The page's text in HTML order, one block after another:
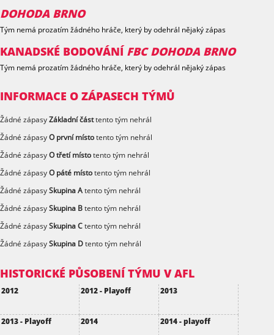
DOHODA BRNO
Tým nemá prozatím žádného hráče, který by odehrál nějaký zápas
KANADSKÉ BODOVÁNÍ FBC DOHODA BRNO
Tým nemá prozatím žádného hráče, který by odehrál nějaký zápas
INFORMACE O ZÁPASECH TÝMŮ
Žádné zápasyZákladní částtento tým nehrál
Žádné zápasyO první místotento tým nehrál
Žádné zápasyO třetí místotento tým nehrál
Žádné zápasyO páté místotento tým nehrál
Žádné zápasySkupina Atento tým nehrál
Žádné zápasySkupina Btento tým nehrál
Žádné zápasySkupina Ctento tým nehrál
Žádné zápasySkupina Dtento tým nehrál
HISTORICKÉ PŮSOBENÍ TÝMU V AFL
2012 2012 - Playoff 2013
2013 - Playoff 2014 2014 - playoff